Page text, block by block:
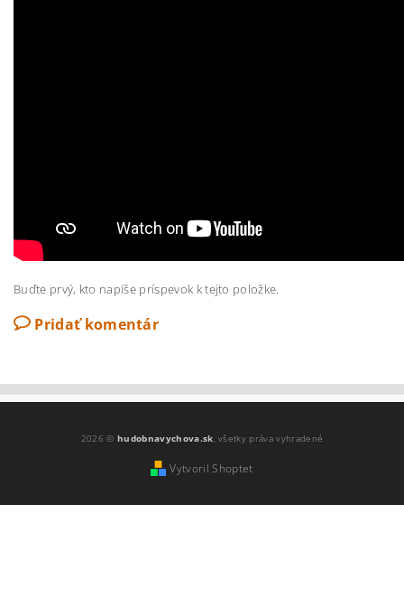
Buďte prvý, kto napíše príspevok k tejto položke.
Pridať komentár
2026 ©hudobnavychova.sk, všetky práva vyhradené
Vytvoril Shoptet